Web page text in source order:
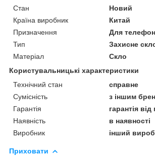
Стан
Новий
Країна виробник
Китай
Призначення
Для
Тип
Захисне
Матеріал
Скло
Користувальницькі характеристики
Технічний стан
справне
Сумісність
з іншим
Гарантія
гарантія
Наявність
в наявності
Виробник
інший
Приховати